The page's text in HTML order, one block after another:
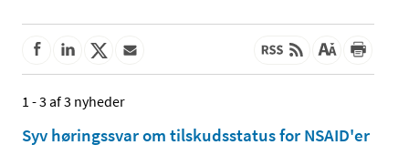
1 - 3 af 3 nyheder
Syv høringssvar om tilskudsstatus for NSAID'er